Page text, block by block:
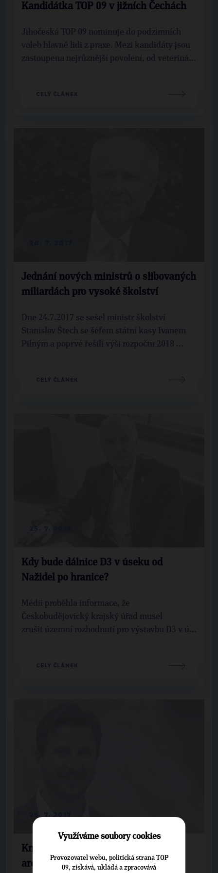
Kandidátka TOP 09 v jižních Čechách
Jihočeská TOP 09 nominuje do podzimních
voleb hlavně lidi z praxe. Mezi kandidáty jsou
zastoupena nejrůznější povolení, od veteriná...
CELÝ ČLÁNEK
Jednání nových ministrů o slibovaných
miliardách pro vysoké školství
Dne 24.7.2017 se sešel ministr školství
Stanislav Štech se šéfem státní kasy Ivanem
Pilným a poprvé řešili výši rozpočtu 2018 ...
CELÝ ČLÁNEK
Kdy bude dálnice D3 v úseku od
Nažidel po hranice?
Médii proběhla informace, že
Českobudějovický krajský úřad musel
zrušit územní rozhodnutí pro výstavbu D3 v ú...
CELÝ ČLÁNEK
Knot: Písek bude mít lávku od
architekta Pleskota
Využíváme soubory cookies
Provozovatel webu, politická strana TOP
09, získává, ukládá a zpracovává